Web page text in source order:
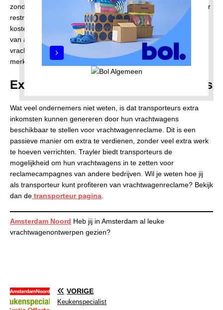
zonder afhankelijk te zijn van online platformen die steeds meer
restricties opleggen. Het is niet alleen effectief, maar ook
kosteneffectief. In vergelijking met andere traditionele vormen
van adverteren, zoals tv-commercials en printmedia, biedt
vrachtwagenreclame een continue zichtbaarheid voor jouw
merk.
Extra inkomsten voor transporteurs
Wat veel ondernemers niet weten, is dat transporteurs extra
inkomsten kunnen genereren door hun vrachtwagens
beschikbaar te stellen voor vrachtwagenreclame. Dit is een
passieve manier om extra te verdienen, zonder veel extra werk
te hoeven verrichten. Trayler biedt transporteurs de
mogelijkheid om hun vrachtwagens in te zetten voor
reclamecampagnes van andere bedrijven. Wil je weten hoe jij
als transporteur kunt profiteren van vrachtwagenreclame? Bekijk
dan de transporteur pagina
Amsterdam Noord Heb jij in Amsterdam al leuke
vrachtwagenontwerpen gezien?
VORIGE
Keukenspecialist